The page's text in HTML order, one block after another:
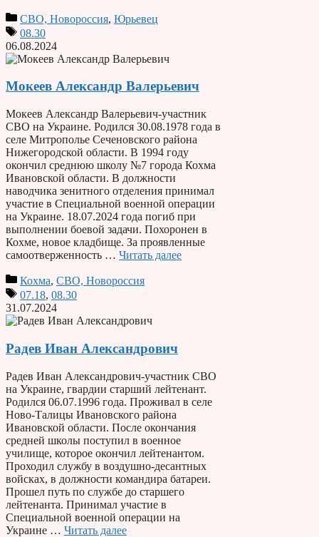
СВО, Новороссия, Юрьевец
08.30
06.08.2024
Мокеев Александр Валерьевич
Мокеев Александр Валерьевич-участник
СВО на Украине. Родился 30.08.1978 года в
селе Митрополье Сеченовского района
Нижегородской области. В 1994 году
окончил среднюю школу №7 города Кохма
Ивановской области. В должности
наводчика зенитного отделения принимал
участие в Специальной военной операции
на Украине. 18.07.2024 года погиб при
выполнении боевой задачи. Похоронен в
Кохме, новое кладбище. За проявленные
самоотверженность … Читать далее
Кохма, СВО, Новороссия
07.18, 08.30
31.07.2024
Радев Иван Александрович
Радев Иван Александрович-участник СВО
на Украине, гвардии старший лейтенант.
Родился 06.07.1996 года. Проживал в селе
Ново-Талицы Ивановского района
Ивановской области. После окончания
средней школы поступил в военное
училище, которое окончил лейтенантом.
Проходил службу в воздушно-десантных
войсках, в должности командира батареи.
Прошел путь по службе до старшего
лейтенанта. Принимал участие в
Специальной военной операции на
Украине … Читать далее